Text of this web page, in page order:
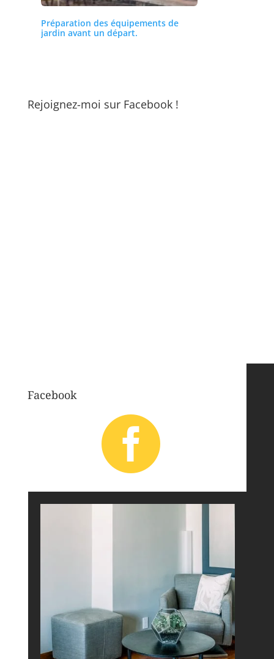
Préparation des équipements de
jardin avant un départ.
Rejoignez-moi sur Facebook !
Facebook
